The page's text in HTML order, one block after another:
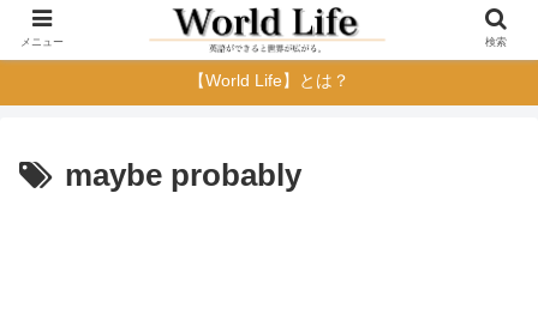
【World Life】とは？
maybe probably
メニュー 検索